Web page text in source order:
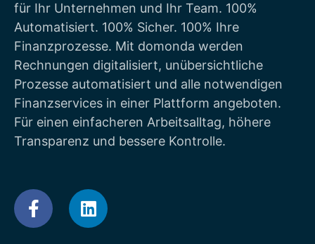
für Ihr Unternehmen und Ihr Team. 100%
Automatisiert. 100% Sicher. 100% Ihre
Finanzprozesse. Mit domonda werden
Rechnungen digitalisiert, unübersichtliche
Prozesse automatisiert und alle notwendigen
Finanzservices in einer Plattform angeboten.
Für einen einfacheren Arbeitsalltag, höhere
Transparenz und bessere Kontrolle.